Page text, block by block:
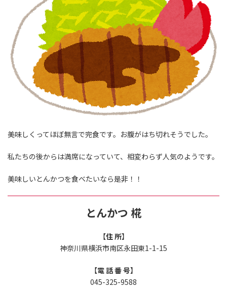
美味しくってほぼ無言で完食です。お腹がはち切れそうでした。
私たちの後からは満席になっていて、相変わらず人気のようです。
美味しいとんかつを食べたいなら是非！！
とんかつ 椛
【住 所】
神奈川県横浜市南区永田東1-1-15
【電 話 番 号】
045-325-9588